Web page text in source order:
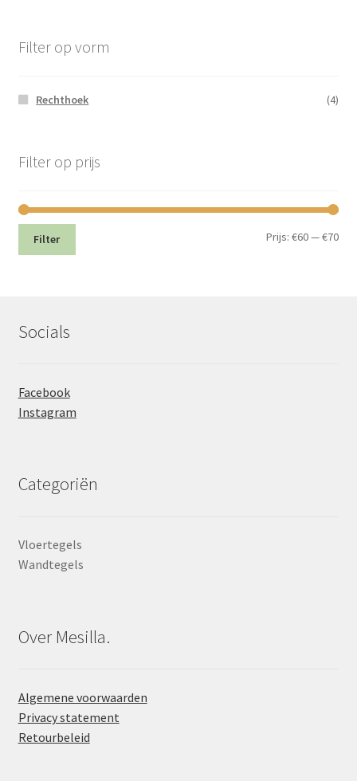
Filter op vorm
Rechthoek (4)
Filter op prijs
Min.
Filter Prijs:€60—€70
Socials
Facebook
Instagram
Categoriën
Vloertegels
Wandtegels
Over Mesilla.
Algemene voorwaarden
Privacy statement
Retourbeleid